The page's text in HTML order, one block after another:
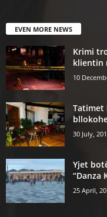
EVEN MORE NEWS
Krimi
klientin
10
Tatimet
30 July,
Yjet
“Danza
25 April,